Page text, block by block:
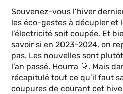
Souvenez-vous l’hiver
les éco-gestes à décupler et
l’électricité soit coupée. Et
savoir si en 2023-2024, on
pas. Les nouvelles sont
l’an passé. Hourra 🎊. Mais
récapitulé tout ce qu’il faut
coupures de courant cet